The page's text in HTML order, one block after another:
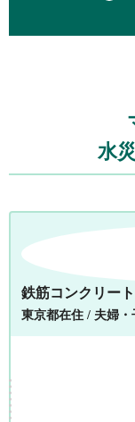
水
鉄筋コンクリー
東京都在住 / 夫婦・